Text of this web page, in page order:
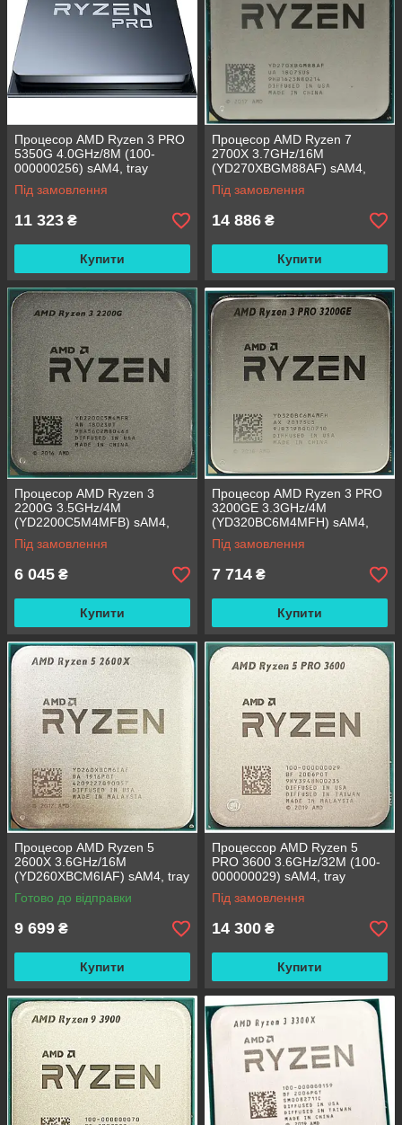
Процесор AMD Ryzen 3 PRO
5350G 4.0GHz/8M (100-
000000256) sAM4, tray
Під замовлення
11 323 ₴
Купити
Процесор AMD Ryzen 7
2700X 3.7GHz/16M
(YD270XBGM88AF) sAM4,
tray
Під замовлення
14 886 ₴
Купити
Процесор AMD Ryzen 3
2200G 3.5GHz/4M
(YD2200C5M4MFB) sAM4,
tray
Під замовлення
6 045 ₴
Купити
Процесор AMD Ryzen 3 PRO
3200GE 3.3GHz/4M
(YD320BC6M4MFH) sAM4,
tray
Під замовлення
7 714 ₴
Купити
Процесор AMD Ryzen 5
2600X 3.6GHz/16M
(YD260XBCM6IAF) sAM4, tray
Готово до відправки
9 699 ₴
Купити
Процессор AMD Ryzen 5
PRO 3600 3.6GHz/32M (100-
000000029) sAM4, tray
Під замовлення
14 300 ₴
Купити